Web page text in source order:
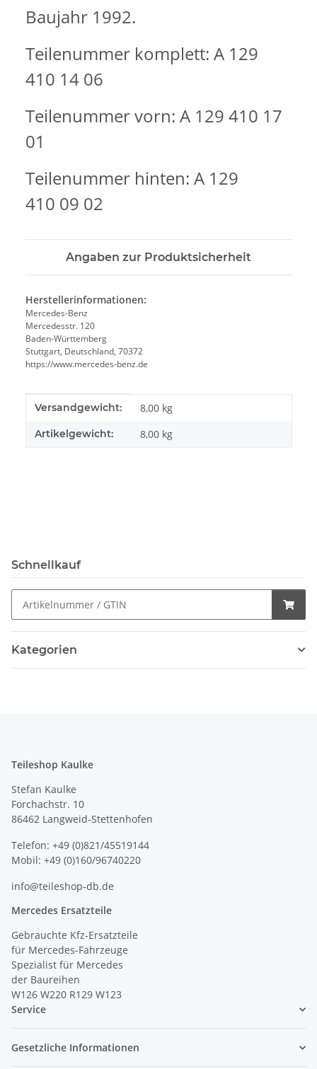
Baujahr 1992.
Teilenummer komplett: A 129
410 14 06
Teilenummer vorn: A 129 410 17
01
Teilenummer hinten: A 129
410 09 02
Angaben zur Produktsicherheit
Herstellerinformationen:
Mercedes-Benz
Mercedesstr. 120
Baden-Württemberg
Stuttgart, Deutschland, 70372
https://www.mercedes-benz.de
Produkteigenschaft
Wert
Versandgewicht: 8,00 kg
Artikelgewicht: 8,00 kg
Schnellkauf
Kategorien
Teileshop Kaulke
Stefan Kaulke
Forchachstr. 10
86462 Langweid-Stettenhofen
Telefon: +49 (0)821/45519144
Mobil: +49 (0)160/96740220
info@teileshop-db.de
Mercedes Ersatzteile
Gebrauchte Kfz-Ersatzteile
für Mercedes-Fahrzeuge
Spezialist für Mercedes
der Baureihen
W126 W220 R129 W123
Service
Gesetzliche Informationen